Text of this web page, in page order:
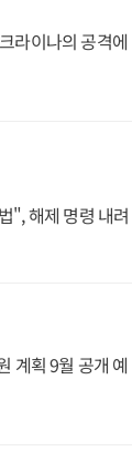
라이나의 공격에
", 해제 명령 내려
계획 9월 공개 예